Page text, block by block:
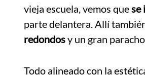
vieja escuela, vemos que se
parte delantera. Allí
redondosy un gran
Todo alineado con la